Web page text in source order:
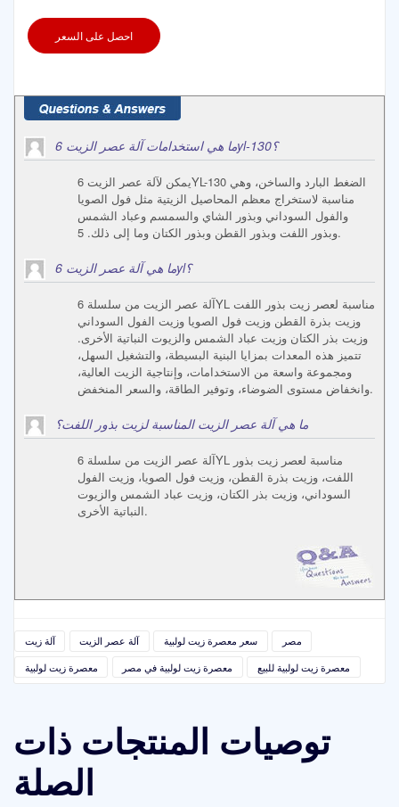
احصل على السعر
ما هي استخدامات آلة عصر الزيت 6yl-130؟
يمكن لآلة عصر الزيت 6YL-130 الضغط البارد والساخن، وهي
مناسبة لاستخراج معظم المحاصيل الزيتية مثل فول الصويا
والفول السوداني وبذور الشاي والسمسم وعباد الشمس
وبذور اللفت وبذور القطن وبذور الكتان وما إلى ذلك. 5.
ما هي آلة عصر الزيت 6yl؟
آلة عصر الزيت من سلسلة 6YL مناسبة لعصر زيت بذور اللفت
وزيت بذرة القطن وزيت فول الصويا وزيت الفول السوداني
وزيت بذر الكتان وزيت عباد الشمس والزيوت النباتية الأخرى.
تتميز هذه المعدات بمزايا البنية البسيطة، والتشغيل السهل،
ومجموعة واسعة من الاستخدامات، وإنتاجية الزيت العالية،
وانخفاض مستوى الضوضاء، وتوفير الطاقة، والسعر المنخفض.
ما هي آلة عصر الزيت المناسبة لزيت بذور اللفت؟
آلة عصر الزيت من سلسلة 6YL مناسبة لعصر زيت بذور
اللفت، وزيت بذرة القطن، وزيت فول الصويا، وزيت الفول
السوداني، وزيت بذر الكتان، وزيت عباد الشمس والزيوت
النباتية الأخرى.
آلة زيت آلة عصر الزيت سعر معصرة زيت لولبية
مصر
معصرة زيت لولبية
معصرة زيت لولبية في مصر معصرة زيت لولبية للبيع
توصيات المنتجات ذات
الصلة